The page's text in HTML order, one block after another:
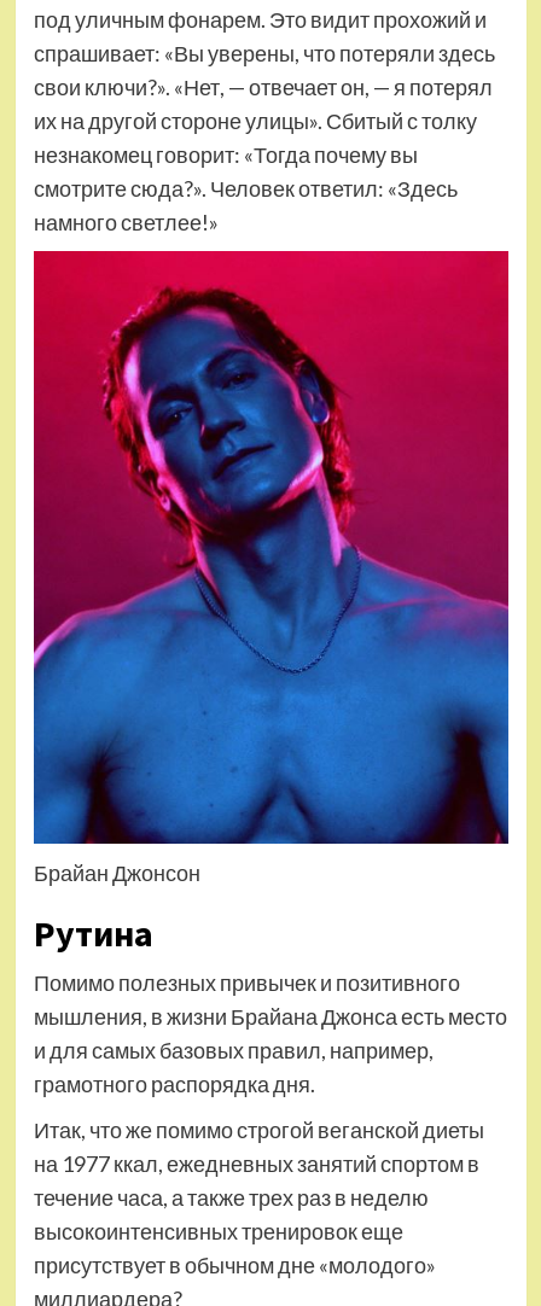
под уличным фонарем. Это видит прохожий и
спрашивает: «Вы уверены, что потеряли здесь
свои ключи?». «Нет, — отвечает он, — я потерял
их на другой стороне улицы». Сбитый с толку
незнакомец говорит: «Тогда почему вы
смотрите сюда?». Человек ответил: «Здесь
намного светлее!»
Брайан Джонсон
Рутина
Помимо полезных привычек и позитивного
мышления, в жизни Брайана Джонса есть место
и для самых базовых правил, например,
грамотного распорядка дня.
Итак, что же помимо строгой веганской диеты
на 1977 ккал, ежедневных занятий спортом в
течение часа, а также трех раз в неделю
высокоинтенсивных тренировок еще
присутствует в обычном дне «молодого»
миллиардера?